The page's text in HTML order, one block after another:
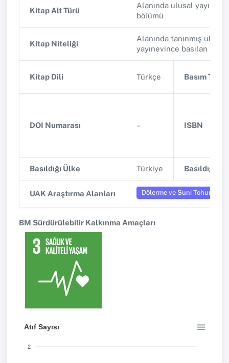
Kitap Alt Türü
Alanında ulusal
bölümü
Kitap Niteliği
Alanında tanınmış
yayınevince basılan
Kitap Dili Türkçe Basım Tarihi
DOI Numarası – ISBN
Basıldığı Ülke Türkiye Basıldığı
UAK Araştırma Alanları Dölerme ve Suni Tohumlama
BM Sürdürülebilir Kalkınma Amaçları
Atıf Sayısı
2